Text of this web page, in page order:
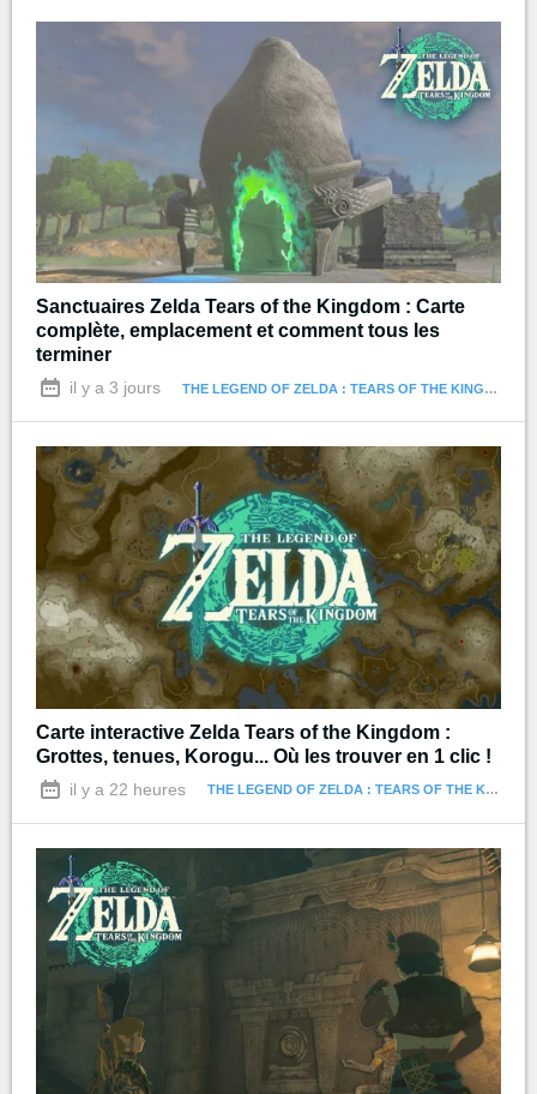
Sanctuaires Zelda Tears of the Kingdom : Carte
complète, emplacement et comment tous les
terminer
il y a 3 jours THE LEGEND OF ZELDA : TEARS OF THE KINGDOM
Carte interactive Zelda Tears of the Kingdom :
Grottes, tenues, Korogu... Où les trouver en 1 clic !
il y a 22 heures THE LEGEND OF ZELDA : TEARS OF THE KINGDOM